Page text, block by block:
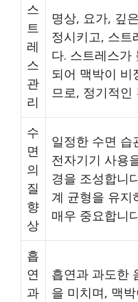
스
트
레
스
관
리
명상, 요가, 깊
정시키고, 스트
다. 스트레스가
되어 맥박이 비
므로, 정기적인
수
면
의
질
향
상
일정한 수면 습
전자기기 사용
경을 조성합니
계 균형을 유지
매우 중요합니
흡
연
과
흡연과 과도한
을 미치며, 맥